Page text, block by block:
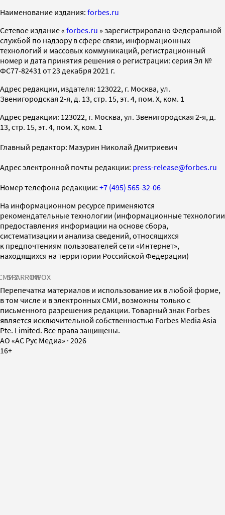
Наименование издания: forbes.ru
Cетевое издание « forbes.ru » зарегистрировано Федеральной
службой по надзору в сфере связи, информационных
технологий и массовых коммуникаций, регистрационный
номер и дата принятия решения о регистрации: серия Эл №
ФС77-82431 от 23 декабря 2021 г.
Адрес редакции, издателя: 123022, г. Москва, ул.
Звенигородская 2-я, д. 13, стр. 15, эт. 4, пом. X, ком. 1
Адрес редакции: 123022, г. Москва, ул. Звенигородская 2-я, д.
13, стр. 15, эт. 4, пом. X, ком. 1
Главный редактор: Мазурин Николай Дмитриевич
Адрес электронной почты редакции: press-release@forbes.ru
Номер телефона редакции: +7 (495) 565-32-06
На информационном ресурсе применяются
рекомендательные технологии (информационные технологии
предоставления информации на основе сбора,
систематизации и анализа сведений, относящихся
к предпочтениям пользователей сети «Интернет»,
находящихся на территории Российской Федерации)
SPARROWINFOX
Перепечатка материалов и использование их в любой форме,
в том числе и в электронных СМИ, возможны только с
письменного разрешения редакции. Товарный знак Forbes
является исключительной собственностью Forbes Media Asia
Pte. Limited. Все права защищены.
AO «АС Рус Медиа» · 2026
16+